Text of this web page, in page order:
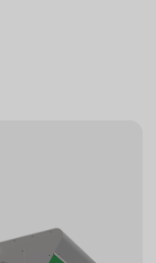
Jet-
als auch eine